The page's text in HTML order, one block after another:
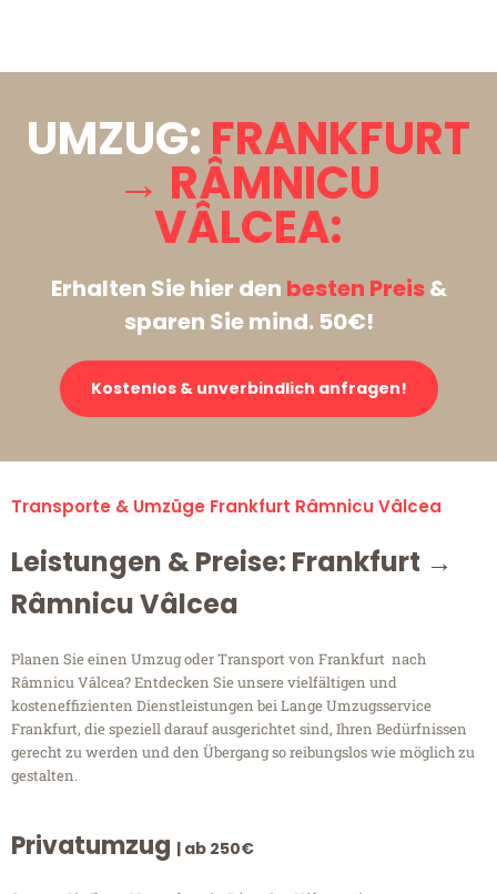
UMZUG:FRANKFURT
→ RÂMNICU
VÂLCEA:
Erhalten Sie hier den besten Preis&
sparen Sie mind. 50€!
Kostenlos & unverbindlich anfragen!
Transporte & Umzüge Frankfurt Râmnicu Vâlcea
Leistungen & Preise: Frankfurt →
Râmnicu Vâlcea
Planen Sie einen Umzug oder Transport von Frankfurt nach
Râmnicu Vâlcea? Entdecken Sie unsere vielfältigen und
kosteneffizienten Dienstleistungen bei Lange Umzugsservice
Frankfurt, die speziell darauf ausgerichtet sind, Ihren Bedürfnissen
gerecht zu werden und den Übergang so reibungslos wie möglich zu
gestalten.
Privatumzug | ab 250€